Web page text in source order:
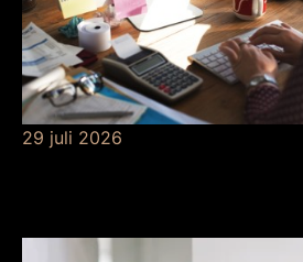
29 juli 2026